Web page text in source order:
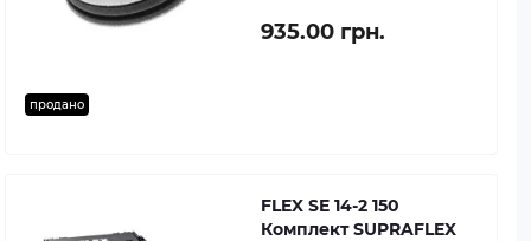
продано
935.00 грн.
FLEX SE 14-2 150
Комплект SUPRAFLEX